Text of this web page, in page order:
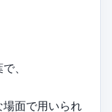
、
面で用いられ